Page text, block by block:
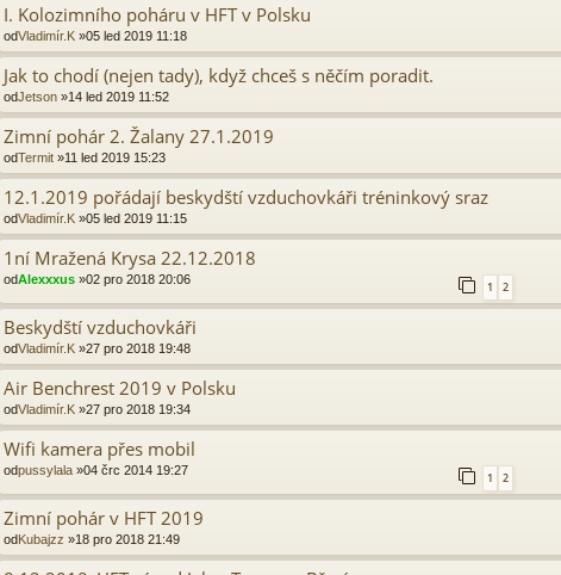
I. Kolozimního poháru v HFT v Polsku
odVladimír.K »05 led 2019 11:18
Jak to chodí (nejen tady), když chceš s něčím poradit.
odJetson »14 led 2019 11:52
Zimní pohár 2. Žalany 27.1.2019
odTermit »11 led 2019 15:23
12.1.2019 pořádají beskydští vzduchovkáři tréninkový sraz
odVladimír.K »05 led 2019 11:15
1ní Mražená Krysa 22.12.2018
odAlexxxus »02 pro 2018 20:06
1 2
Beskydští vzduchovkáři
odVladimír.K »27 pro 2018 19:48
Air Benchrest 2019 v Polsku
odVladimír.K »27 pro 2018 19:34
Wifi kamera přes mobil
odpussylala »04 črc 2014 19:27
1 2
Zimní pohár v HFT 2019
odKubajzz »18 pro 2018 21:49